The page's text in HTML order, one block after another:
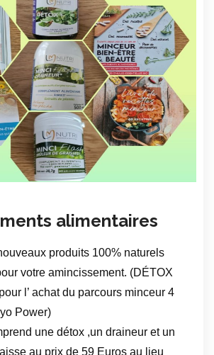
alimentaires
produits 100% naturels
votre amincissement. (DÉTOX
l’ achat du parcours minceur 4
Power)
une détox ,un draineur et un
au prix de 59 Euros au lieu